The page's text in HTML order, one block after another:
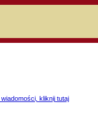
kliknij tutaj